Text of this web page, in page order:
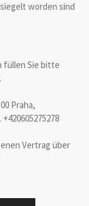
worden sind
füllen Sie bitte
Praha,
Vertrag über